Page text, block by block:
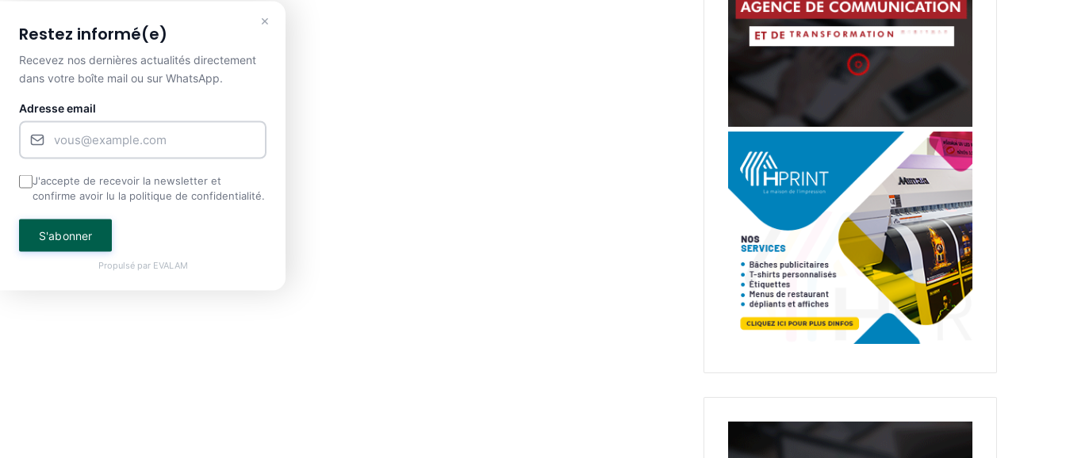
×
Restez informé(e)
Recevez nos dernières actualités directement
dans votre boîte mail ou sur WhatsApp.
Adresse email
J'accepte de recevoir la newsletter et
confirme avoir lu la politique de confidentialité.
S'abonner
Propulsé par EVALAM